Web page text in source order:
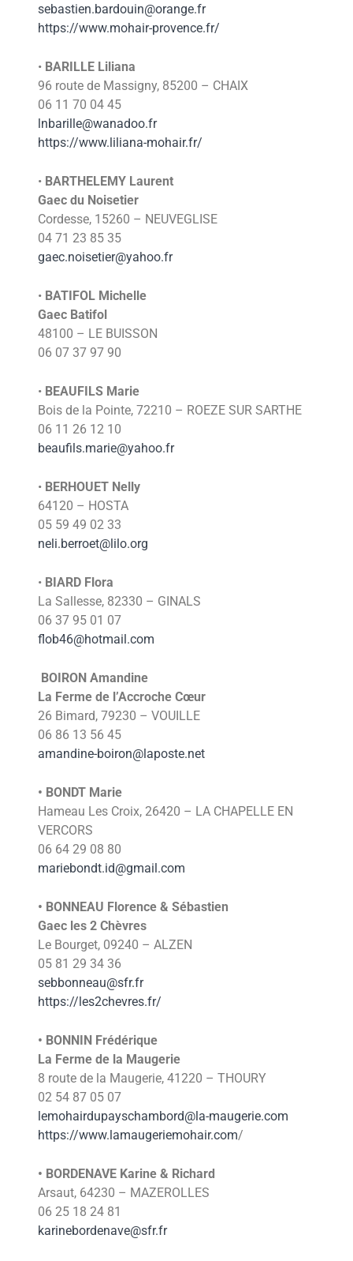
sebastien.bardouin@orange.fr
https://www.mohair-provence.fr/
• BARILLE Liliana
96 route de Massigny, 85200 – CHAIX
06 11 70 04 45
lnbarille@wanadoo.fr
https://www.liliana-mohair.fr/
• BARTHELEMY Laurent
Gaec du Noisetier
Cordesse, 15260 – NEUVEGLISE
04 71 23 85 35
gaec.noisetier@yahoo.fr
• BATIFOL Michelle
Gaec Batifol
48100 – LE BUISSON
06 07 37 97 90
• BEAUFILS Marie
Bois de la Pointe, 72210 – ROEZE SUR SARTHE
06 11 26 12 10
beaufils.marie@yahoo.fr
• BERHOUET Nelly
64120 – HOSTA
05 59 49 02 33
neli.berroet@lilo.org
• BIARD Flora
La Sallesse, 82330 – GINALS
06 37 95 01 07
flob46@hotmail.com
BOIRON Amandine
La Ferme de l’Accroche Cœur
26 Bimard, 79230 – VOUILLE
06 86 13 56 45
amandine-boiron@laposte.net
• BONDT Marie
Hameau Les Croix, 26420 – LA CHAPELLE EN
VERCORS
06 64 29 08 80
mariebondt.id@gmail.com
• BONNEAU Florence & Sébastien
Gaec les 2 Chèvres
Le Bourget, 09240 – ALZEN
05 81 29 34 36
sebbonneau@sfr.fr
https://les2chevres.fr/
• BONNIN Frédérique
La Ferme de la Maugerie
8 route de la Maugerie, 41220 – THOURY
02 54 87 05 07
lemohairdupayschambord@la-maugerie.com
https://www.lamaugeriemohair.com/
• BORDENAVE Karine & Richard
Arsaut, 64230 – MAZEROLLES
06 25 18 24 81
karinebordenave@sfr.fr